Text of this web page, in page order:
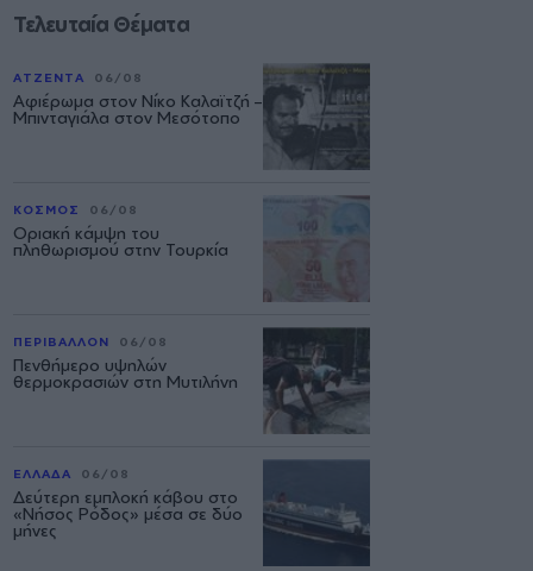
Τελευταία Θέματα
ΑΤΖΕΝΤΑ 06/08
Αφιέρωμα στον Νίκο Καλαϊτζή –
Μπινταγιάλα στον Μεσότοπο
ΚΟΣΜΟΣ 06/08
Οριακή κάμψη του
πληθωρισμού στην Τουρκία
ΠΕΡΙΒΑΛΛΟΝ 06/08
Πενθήμερο υψηλών
θερμοκρασιών στη Μυτιλήνη
ΕΛΛΑΔΑ 06/08
Δεύτερη εμπλοκή κάβου στο
«Νήσος Ρόδος» μέσα σε δύο
μήνες